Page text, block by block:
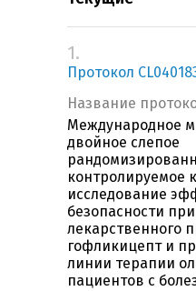
1.
Протокол
Название
Международное
двойное слепое
контролируемое
исследование
безопасности
лекарственного
гофликицепт и
линии терапии
пациентов с